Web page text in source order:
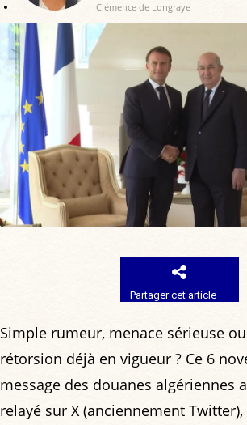
Clémence de Longraye
Partager cet article
Simple rumeur, menace sérieuse
rétorsion déjà en vigueur ? Ce 6
message des douanes algériennes
relayé sur X (anciennement